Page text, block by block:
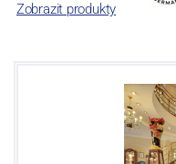
Zobrazit produkty